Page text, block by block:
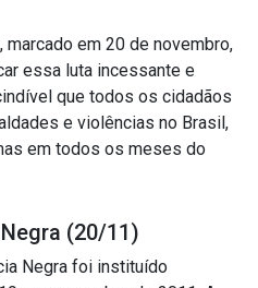
marcado em 20 de novembro,
essa luta incessante e
que todos os cidadãos
e violências no Brasil,
em todos os meses do
(20/11)
Negra foi instituído